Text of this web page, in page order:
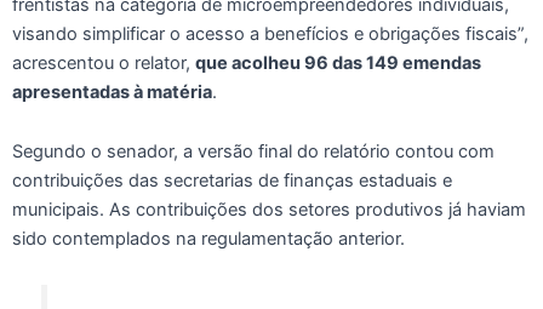
visando simplificar o acesso a benefícios e obrigações fiscais”,
acrescentou o relator, que acolheu 96 das 149 emendas
apresentadas à matéria.
Segundo o senador, a versão final do relatório contou com
contribuições das secretarias de finanças estaduais e
municipais. As contribuições dos setores produtivos já haviam
sido contemplados na regulamentação anterior.